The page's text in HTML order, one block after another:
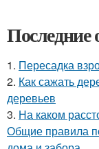
Последние
1. Пересадка
2. Как сажать
деревьев
3. На каком
Общие правила